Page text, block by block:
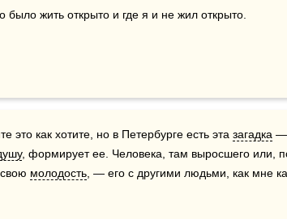
было жить открыто и где я и не жил открыто.
это как хотите, но в Петербурге есть эта загадка —
, формирует ее. Человека, там выросшего или,
молодость , — его с другими людьми, как мне